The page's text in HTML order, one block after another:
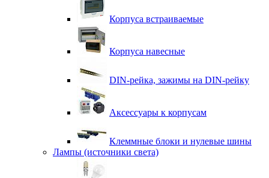
Корпуса встраиваемые
Корпуса навесные
DIN-рейка, зажимы на DIN-рейку
Аксессуары к корпусам
Клеммные блоки и нулевые шины
Лампы (источники света)